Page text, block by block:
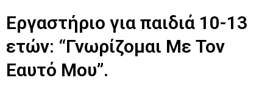
Εργαστήριο για παιδιά 10-13
ετών: “Γνωρίζομαι Με Τον
Εαυτό Μου”.